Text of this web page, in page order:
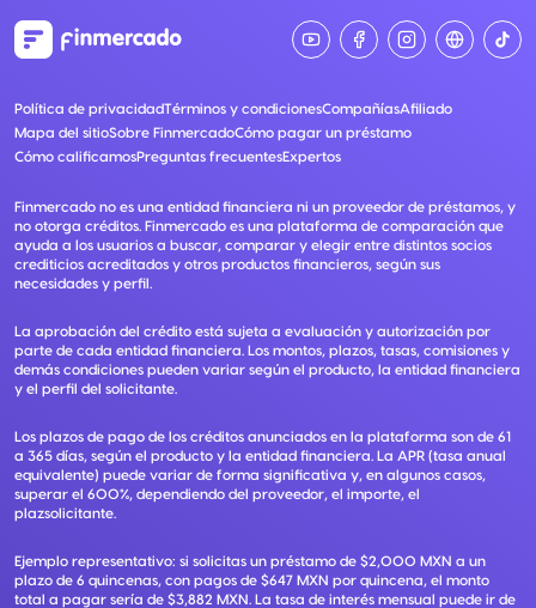
Política de privacidadTérminos y condicionesCompañíasAfiliado
Mapa del sitioSobre FinmercadoCómo pagar un préstamo
Cómo calificamosPreguntas frecuentesExpertos
Finmercado no es una entidad financiera ni un proveedor de préstamos, y
no otorga créditos. Finmercado es una plataforma de comparación que
ayuda a los usuarios a buscar, comparar y elegir entre distintos socios
crediticios acreditados y otros productos financieros, según sus
necesidades y perfil.
La aprobación del crédito está sujeta a evaluación y autorización por
parte de cada entidad financiera. Los montos, plazos, tasas, comisiones y
demás condiciones pueden variar según el producto, la entidad financiera
y el perfil del solicitante.
Los plazos de pago de los créditos anunciados en la plataforma son de 61
a 365 días, según el producto y la entidad financiera. La APR (tasa anual
equivalente) puede variar de forma significativa y, en algunos casos,
superar el 600%, dependiendo del proveedor, el importe, el
plazsolicitante.
Ejemplo representativo: si solicitas un préstamo de $2,000 MXN a un
plazo de 6 quincenas, con pagos de $647 MXN por quincena, el monto
total a pagar sería de $3,882 MXN. La tasa de interés mensual puede ir de